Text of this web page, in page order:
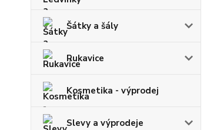
Šátky a šály
Rukavice
Kosmetika - výprodej
Slevy a výprodeje